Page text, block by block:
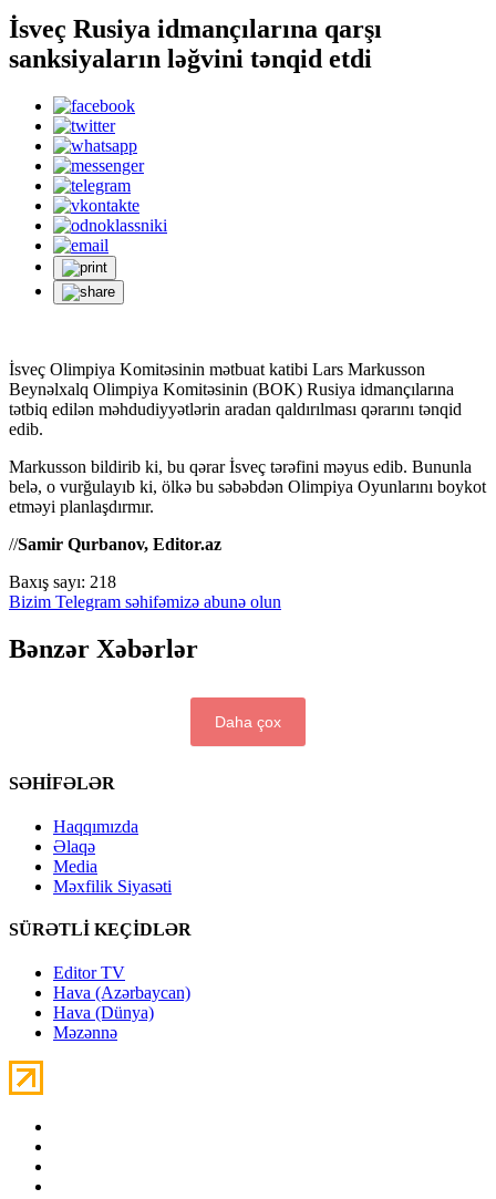
İsveç Rusiya idmançılarına qarşı
sanksiyaların ləğvini tənqid etdi
İsveç Olimpiya Komitəsinin mətbuat katibi Lars Markusson
Beynəlxalq Olimpiya Komitəsinin (BOK) Rusiya idmançılarına
tətbiq edilən məhdudiyyətlərin aradan qaldırılması qərarını tənqid
edib.
Markusson bildirib ki, bu qərar İsveç tərəfini məyus edib. Bununla
belə, o vurğulayıb ki, ölkə bu səbəbdən Olimpiya Oyunlarını boykot
etməyi planlaşdırmır.
//Samir Qurbanov, Editor.az
Baxış sayı: 218
Bizim Telegram səhifəmizə abunə olun
Bənzər Xəbərlər
Daha çox
SƏHİFƏLƏR
Haqqımızda
Əlaqə
Media
Məxfilik Siyasəti
SÜRƏTLİ KEÇİDLƏR
Editor TV
Hava (Azərbaycan)
Hava (Dünya)
Məzənnə